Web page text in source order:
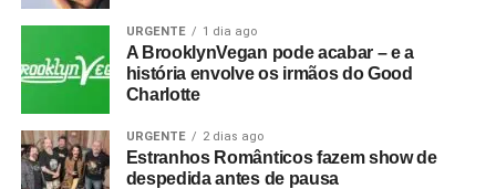
URGENTE 1 dia ago
A BrooklynVegan pode acabar – e a
história envolve os irmãos do Good
Charlotte
URGENTE 2 dias ago
Estranhos Românticos fazem show de
despedida antes de pausa